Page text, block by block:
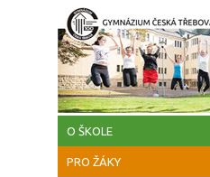
Přejít k hlavnímu obsahu
O ŠKOLE
PRO ŽÁKY